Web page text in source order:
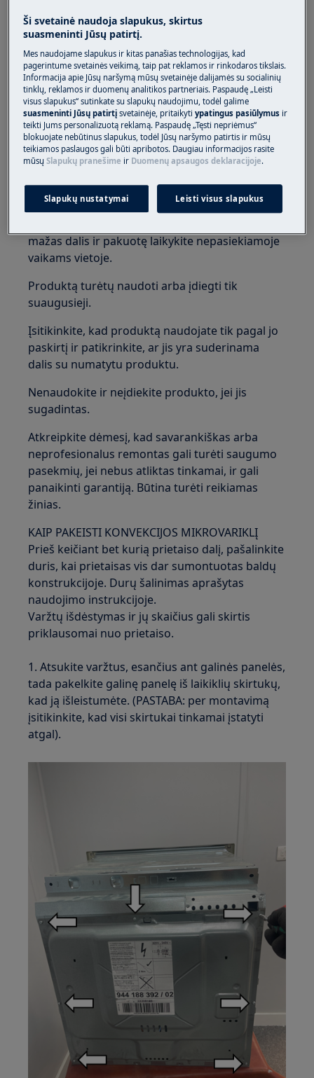
ĮSPĖJIMAS!DEGIMO PAVOJUS
Prieš atliekant bet kokį remonto ar priežiūros
darbą įsitikinkite, kad prietaisas nėra karštas.
ĮSPĖJIMAS!UŽDUSIMO PAVOJUS
mažas dalis ir pakuotę laikykite nepasiekiamoje
vaikams vietoje.
Produktą turėtų naudoti arba įdiegti tik
suaugusieji.
Įsitikinkite, kad produktą naudojate tik pagal jo
paskirtį ir patikrinkite, ar jis yra suderinama
dalis su numatytu produktu.
Nenaudokite ir neįdiekite produkto, jei jis
sugadintas.
Atkreipkite dėmesį, kad savarankiškas arba
neprofesionalus remontas gali turėti saugumo
pasekmių, jei nebus atliktas tinkamai, ir gali
panaikinti garantiją. Būtina turėti reikiamas
žinias.
KAIP PAKEISTI KONVEKCIJOS MIKROVARIKLĮ
Prieš keičiant bet kurią prietaiso dalį, pašalinkite
duris, kai prietaisas vis dar sumontuotas baldų
konstrukcijoje. Durų šalinimas aprašytas
naudojimo instrukcijoje.
Varžtų išdėstymas ir jų skaičius gali skirtis
priklausomai nuo prietaiso.
1. Atsukite varžtus, esančius ant galinės panelės,
tada pakelkite galinę panelę iš laikiklių skirtukų,
kad ją išleistumėte. (PASTABA: per montavimą
įsitikinkite, kad visi skirtukai tinkamai įstatyti
atgal).
Ši svetainė naudoja slapukus, skirtus
suasmeninti Jūsų patirtį.
Mes naudojame slapukus ir kitas panašias technologijas, kad
pagerintume svetainės veikimą, taip pat reklamos ir rinkodaros tikslais.
Informacija apie Jūsų naršymą mūsų svetainėje dalijamės su socialinių
tinklų, reklamos ir duomenų analitikos partneriais. Paspaudę „Leisti
visus slapukus“ sutinkate su slapukų naudojimu, todėl galime
suasmeninti Jūsų patirtįsvetainėje, pritaikytiypatingus pasiūlymus ir
teikti Jums personalizuotą reklamą. Paspaudę „Tęsti nepriėmus“
blokuojate nebūtinus slapukus, todėl Jūsų naršymo patirtis ir mūsų
teikiamos paslaugos gali būti apribotos. Daugiau informacijos rasite
mūsųSlapukų pranešime ir Duomenų apsaugos deklaracijoje.
Slapukų nustatymai Leisti visus slapukus